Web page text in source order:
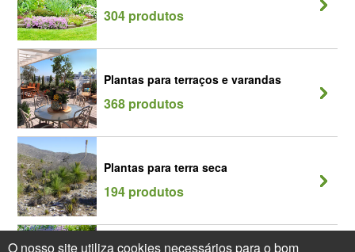
304 produtos
Plantas para terraços e varandas
368 produtos
Plantas para terra seca
194 produtos
O nosso site utiliza cookies necessários para o bom